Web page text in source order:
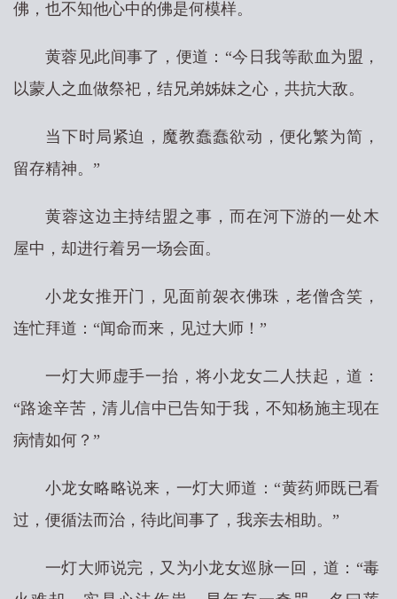
佛，也不知他心中的佛是何模样。
黄蓉见此间事了，便道：“今日我等歃血为盟，
以蒙人之血做祭祀，结兄弟姊妹之心，共抗大敌。
当下时局紧迫，魔教蠢蠢欲动，便化繁为简，
留存精神。”
黄蓉这边主持结盟之事，而在河下游的一处木
屋中，却进行着另一场会面。
小龙女推开门，见面前袈衣佛珠，老僧含笑，
连忙拜道：“闻命而来，见过大师！”
一灯大师虚手一抬，将小龙女二人扶起，道：
“路途辛苦，清儿信中已告知于我，不知杨施主现在
病情如何？”
小龙女略略说来，一灯大师道：“黄药师既已看
过，便循法而治，待此间事了，我亲去相助。”
一灯大师说完，又为小龙女巡脉一回，道：“毒